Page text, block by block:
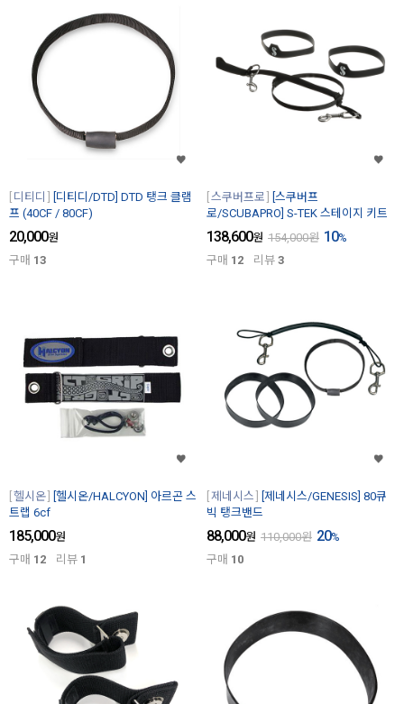
디티디
[디티디/DTD] DTD 탱크 클램
프 (40CF / 80CF)
20,000원
구매 13
스쿠버프로
[스쿠버프
로/SCUBAPRO] S-TEK 스테이지 키트
138,600원 154,000원 10%
구매 12 리뷰 3
헬시온
[헬시온/HALCYON] 아르곤 스
트랩 6cf
185,000원
구매 12 리뷰 1
제네시스
[제네시스/GENESIS] 80큐
빅 탱크밴드
88,000원 110,000원 20%
구매 10